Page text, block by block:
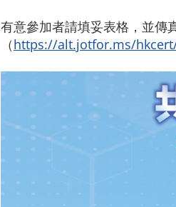
有意參加者請填妥表格，並傳
（https://alt.jotfor.ms/